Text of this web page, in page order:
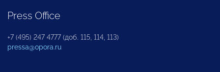
Press Office
+7 (495) 247 4777 (доб. 115, 114, 113)
pressa@opora.ru